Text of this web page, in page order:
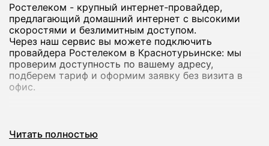
Ростелеком - крупный интернет‑провайдер,
предлагающий домашний интернет с высокими
скоростями и безлимитным доступом.
Через наш сервис вы можете подключить
провайдера Ростелеком в Краснотурьинске: мы
проверим доступность по вашему адресу,
подберем тариф и оформим заявку без визита в
офис.
интернет Ростелеком
Читать полностью